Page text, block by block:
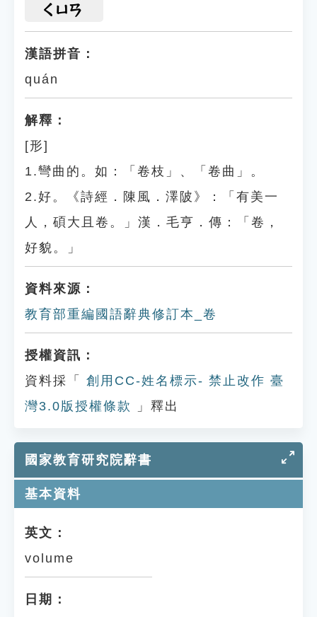
ㄑㄩㄢ
漢語拼音：
quán
解釋：
[形]
1.彎曲的。如：「卷枝」、「卷曲」。
2.好。《詩經．陳風．澤陂》：「有美一
人，碩大且卷。」漢．毛亨．傳：「卷，
好貌。」
資料來源：
教育部重編國語辭典修訂本_卷
授權資訊：
資料採「
創用CC-姓名標示- 禁止改作 臺
灣3.0版授權條款
」釋出
國家教育研究院辭書
基本資料
英文：
volume
日期：